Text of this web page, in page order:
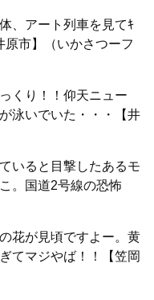
、アート列車を見てｷ
市】（いかさつーフ
くり！！仰天ニュー
泳いでいた・・・【井
いると目撃したあるモ
。国道2号線の恐怖
花が見頃ですよー。黄
てマジやば！！【笠岡